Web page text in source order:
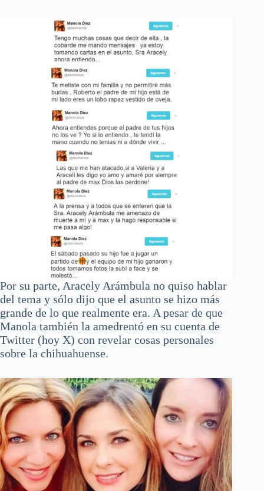
Por su parte, Aracely Arámbula no quiso hablar
del tema y sólo dijo que el asunto se hizo más
grande de lo que realmente era. A pesar de que
Manola también la amedrentó en su cuenta de
Twitter (hoy X) con revelar cosas personales
sobre la chihuahuense.